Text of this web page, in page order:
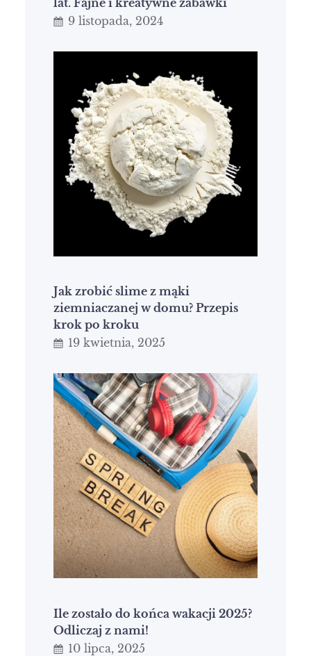
lat. Fajne i kreatywne zabawki
9 listopada, 2024
Jak zrobić slime z mąki
ziemniaczanej w domu? Przepis
krok po kroku
19 kwietnia, 2025
Ile zostało do końca wakacji 2025?
Odliczaj z nami!
10 lipca, 2025